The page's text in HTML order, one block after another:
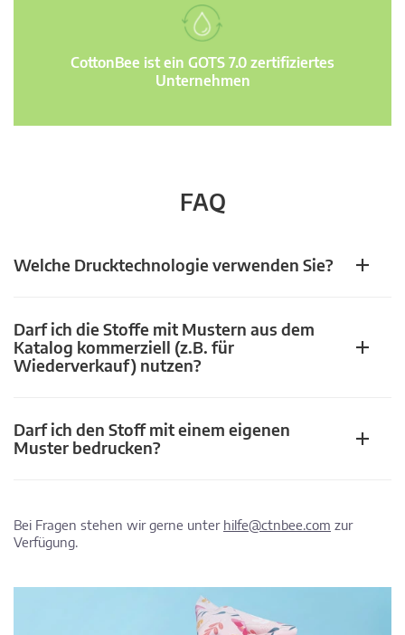
CottonBee ist ein GOTS 7.0 zertifiziertes
Unternehmen
FAQ
Welche Drucktechnologie verwenden Sie?
Darf ich die Stoffe mit Mustern aus dem
Katalog kommerziell (z.B. für
Wiederverkauf) nutzen?
Darf ich den Stoff mit einem eigenen
Muster bedrucken?
Bei Fragen stehen wir gerne unter hilfe@ctnbee.com zur
Verfügung.